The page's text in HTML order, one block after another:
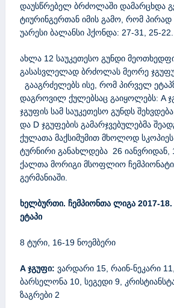
დაუსწრებელ ბრძოლაში დამარცხდა
ტიურინგერთან იმის გამო, რომ პირად
უარესი ბალანსი ჰქონდა: 27-31, 25-22.
ახლა 12 საუკეთესო გუნდი
გასასვლელად ბრძოლას მეორე
გააგრძელებს ისე, რომ პირველ
დაგროვილ ქულებსაც გაიყოლებს: A
ჯგუფის სამ საუკეთესო გუნდს
და D ჯგუფების გამარჯვებულებმა
ქულათა მაქსიმუმით მხოლოდ სკოპიეს
ტურნირი განახლდება 26 იანვრიდან,
ქალთა მორიგი მსოფლიო ჩემპიონატი
გერმანიაში.
ხელბურთი. ჩემპიონთა ლიგა 2017-18.
ეტაპი
8 ტური, 16-19 ნოემბერი
A ჯგუფი: ვარდარი 15, რაინ-ნეკარი 11,
ბარსელონა 10, სეგედი 9,
ზაგრები 2